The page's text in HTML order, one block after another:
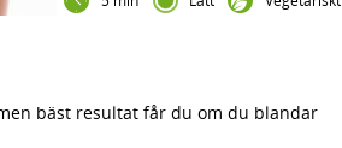
bäst resultat får du om du blandar